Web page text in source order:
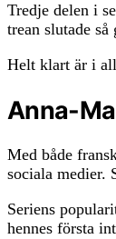
Tredje delen i
trean slutade
Helt klart är i
Anna-
Med både
sociala medier.
Seriens
hennes första